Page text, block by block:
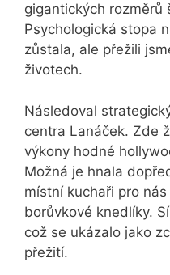
gigantických rozměrů
Psychologická stopa
zůstala, ale přežili
životech.
Následoval
centra Lanáček. Zde
výkony hodné
Možná je hnala
místní kuchaři pro
borůvkové knedlíky.
což se ukázalo jako
přežití.